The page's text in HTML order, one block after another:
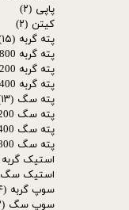
پاپی (۲)
کیتن (۲)
پته گربه (۱۵)
پته گربه 800
پته گربه 200
پته گربه 400
پته سگ (۱۳)
پته سگ 200
پته سگ 400
پته سگ 800
استیک گربه
استیک سگ
سوپ گربه (۴)
سوپ سگ (۲)